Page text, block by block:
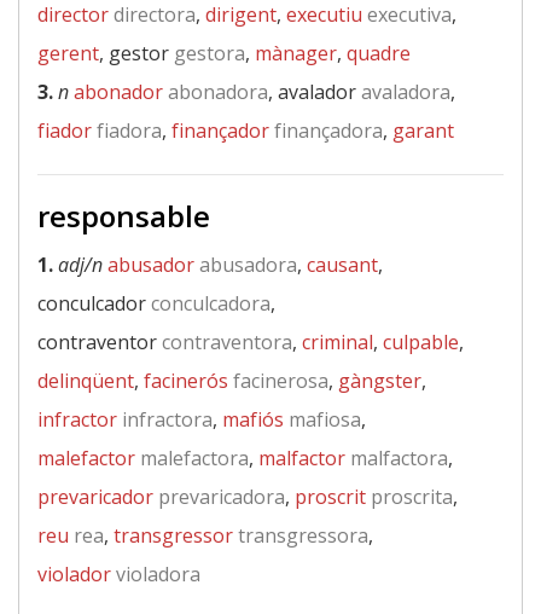
directordirectora, dirigent, executiu executiva,
gerent, gestor gestora, mànager, quadre
3.nabonadorabonadora, avaladoravaladora,
fiadorfiadora, finançadorfinançadora, garant
responsable
1.adj/nabusadorabusadora, causant,
conculcadorconculcadora,
contraventorcontraventora, criminal, culpable,
delinqüent, facinerós facinerosa, gàngster,
infractor infractora, mafiós mafiosa,
malefactor malefactora, malfactor malfactora,
prevaricador prevaricadora, proscrit proscrita,
reu rea, transgressortransgressora,
violadorvioladora